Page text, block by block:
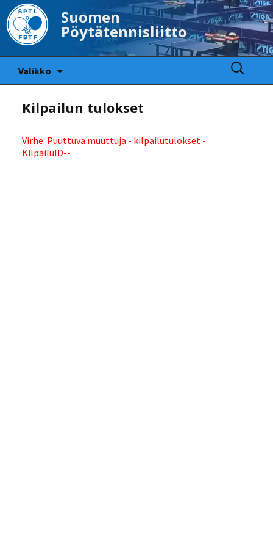
Suomen
Pöytätennisliitto
Valikko
Haku:
Kilpailun tulokset
Virhe: Puuttuva muuttuja - kilpailutulokset -
KilpailuID--